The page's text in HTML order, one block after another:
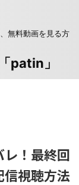
無料動画を見る方
patin」
レ！最終回
視聴方法